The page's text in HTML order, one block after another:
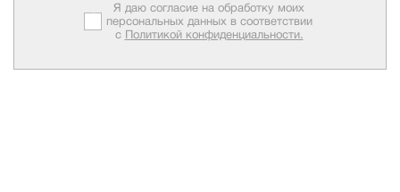
Я даю согласие на обработку моих
персональных данных в соответствии
с Политикой конфиденциальности.